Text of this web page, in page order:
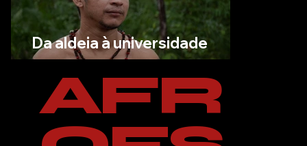
Da aldeia à universidade
AFR